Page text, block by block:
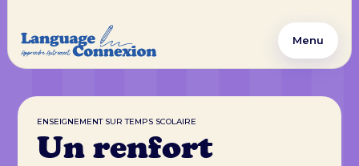
Menu
ENSEIGNEMENT SUR TEMPS SCOLAIRE
Un renfort